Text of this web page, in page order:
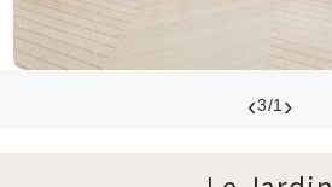
‹
3/1
›